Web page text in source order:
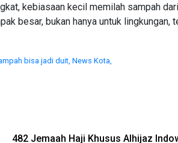
kebiasaan kecil memilah sampah
besar, bukan hanya untuk lingkungan,
bisa jadi duit, News Kota,
482 Jemaah Haji Khusus Alhijaz